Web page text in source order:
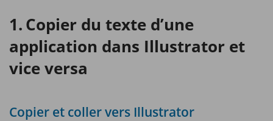
Copier du texte d’une
application dans Illustrator et
vice versa
Copier et coller vers Illustrator